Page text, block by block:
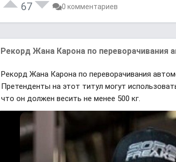
67 0 комментариев
Рекорд Жана Карона по переворачивания
Рекорд Жана Карона по переворачивания
Претенденты на этот титул могут
что он должен весить не менее 500 кг.